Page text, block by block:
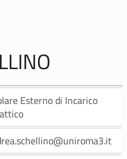
Esterno di Incarico